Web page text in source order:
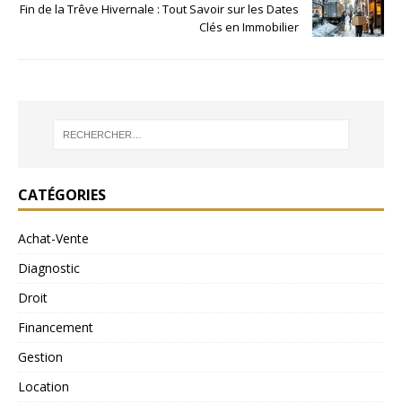
Fin de la Trêve Hivernale : Tout Savoir sur les Dates
Clés en Immobilier
CATÉGORIES
Achat-Vente
Diagnostic
Droit
Financement
Gestion
Location